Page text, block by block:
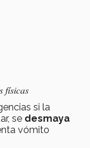
físicas
si la
se desmaya
vómito